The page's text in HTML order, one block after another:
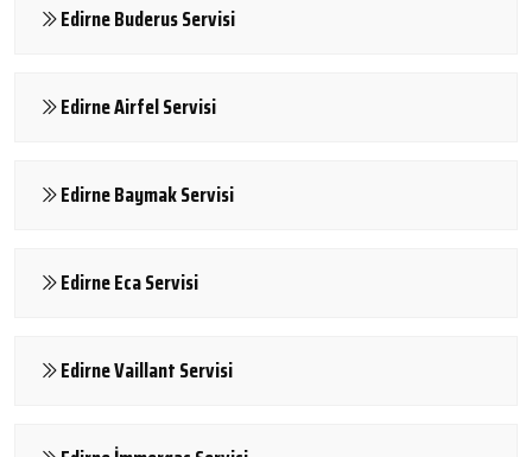
Edirne Buderus Servisi
Edirne Airfel Servisi
Edirne Baymak Servisi
Edirne Eca Servisi
Edirne Vaillant Servisi